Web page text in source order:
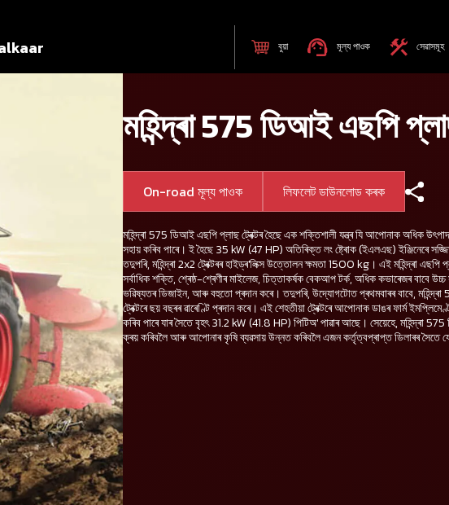
বুয়া মূল্য পাওক সেৱাসমূহ
মহিন্দ্ৰা 575 ডিআই এছপি
On-road মূল্য পাওক লিফলেট ডাউনলোড কৰক
মহিন্দ্ৰা 575 ডিআই এছপি প্লাছ ট্ৰেক্টৰ হৈছে এক শক্তিশালী যন্ত্ৰ যি আপোনাক অধিক
সহায় কৰিব পাৰে। ই হৈছে 35 kW (47 HP) অতিৰিক্ত লং ষ্ট্ৰোক (ইএলএছ) ইঞ্জিনেৰে সজ্জিত
তদুপৰি, মহিন্দ্ৰা 2x2 ট্ৰেক্টৰৰ হাইড্ৰ'লিক্স উত্তোলন ক্ষমতা 1500 kg। এই মহিন্দ্ৰা এছপি
সৰ্বাধিক শক্তি, শ্ৰেষ্ঠ-শ্ৰেণীৰ মাইলেজ, চিত্তাকৰ্ষক বেকআপ টৰ্ক, অধিক কভাৰেজৰ বাবে
ভৱিষ্যতৰ ডিজাইন, আৰু বহুতো প্ৰদান কৰে। তদুপৰি, উদ্যোগটোত প্ৰথমবাৰৰ বাবে,
ট্ৰেক্টৰে ছয় বছৰৰ ৱাৰেণ্টি প্ৰদান কৰে। এই শেহতীয়া ট্ৰেক্টৰে আপোনাক ডাঙৰ ফাৰ্ম
কৰিব পাৰে যাৰ সৈতে বৃহৎ 31.2 kW (41.8 HP) পিটিঅ' পাৱাৰ আছে। সেয়েহে, মহিন্দ্ৰা
ক্ৰয় কৰিবলৈ আৰু আপোনাৰ কৃষি ব্যৱসায় উন্নত কৰিবলৈ এজন কৰ্তৃত্বপ্ৰাপ্ত ডিলাৰৰ সৈতে